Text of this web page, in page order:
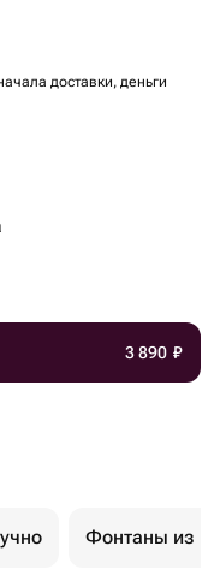
доставки, деньги
3 890 ₽
Фонтаны из